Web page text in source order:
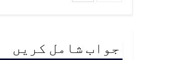
جواب شامل کریں